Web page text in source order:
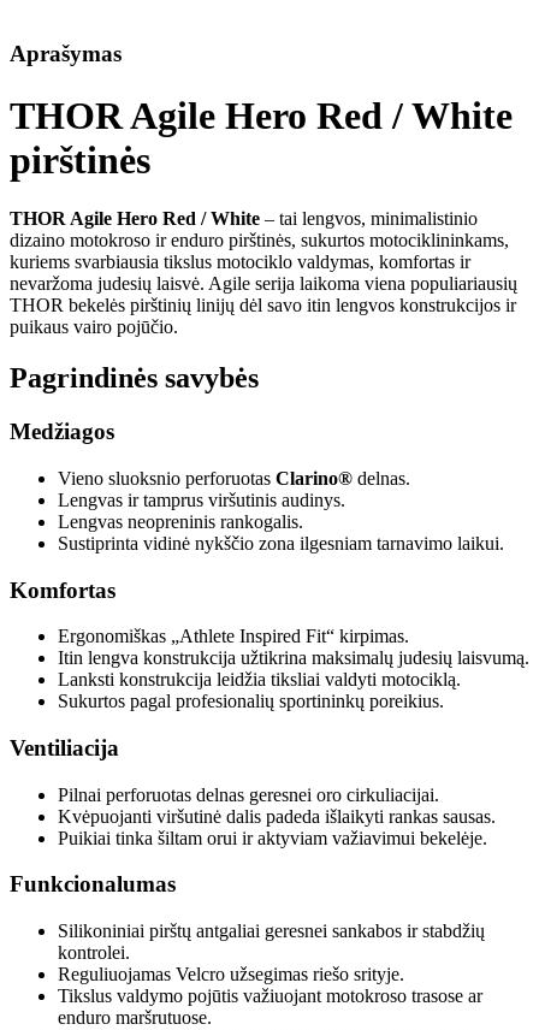
Aprašymas
THOR Agile Hero Red / White
pirštinės
THOR Agile Hero Red / White – tai lengvos, minimalistinio
dizaino motokroso ir enduro pirštinės, sukurtos motociklininkams,
kuriems svarbiausia tikslus motociklo valdymas, komfortas ir
nevaržoma judesių laisvė. Agile serija laikoma viena populiariausių
THOR bekelės pirštinių linijų dėl savo itin lengvos konstrukcijos ir
puikaus vairo pojūčio.
Pagrindinės savybės
Medžiagos
Vieno sluoksnio perforuotas Clarino® delnas.
Lengvas ir tamprus viršutinis audinys.
Lengvas neopreninis rankogalis.
Sustiprinta vidinė nykščio zona ilgesniam tarnavimo laikui.
Komfortas
Ergonomiškas „Athlete Inspired Fit“ kirpimas.
Itin lengva konstrukcija užtikrina maksimalų judesių laisvumą.
Lanksti konstrukcija leidžia tiksliai valdyti motociklą.
Sukurtos pagal profesionalių sportininkų poreikius.
Ventiliacija
Pilnai perforuotas delnas geresnei oro cirkuliacijai.
Kvėpuojanti viršutinė dalis padeda išlaikyti rankas sausas.
Puikiai tinka šiltam orui ir aktyviam važiavimui bekelėje.
Funkcionalumas
Silikoniniai pirštų antgaliai geresnei sankabos ir stabdžių
kontrolei.
Reguliuojamas Velcro užsegimas riešo srityje.
Tikslus valdymo pojūtis važiuojant motokroso trasose ar
enduro maršrutuose.